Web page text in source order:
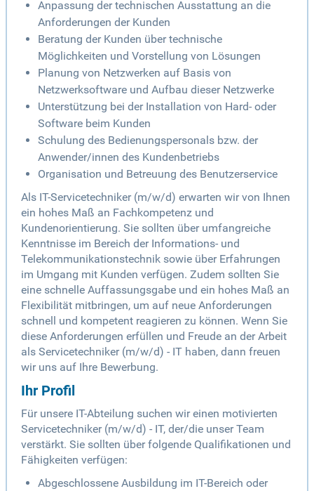
Anpassung der technischen Ausstattung an die
Anforderungen der Kunden
Beratung der Kunden über technische
Möglichkeiten und Vorstellung von Lösungen
Planung von Netzwerken auf Basis von
Netzwerksoftware und Aufbau dieser Netzwerke
Unterstützung bei der Installation von Hard- oder
Software beim Kunden
Schulung des Bedienungspersonals bzw. der
Anwender/innen des Kundenbetriebs
Organisation und Betreuung des Benutzerservice
Als IT-Servicetechniker (m/w/d) erwarten wir von Ihnen
ein hohes Maß an Fachkompetenz und
Kundenorientierung. Sie sollten über umfangreiche
Kenntnisse im Bereich der Informations- und
Telekommunikationstechnik sowie über Erfahrungen
im Umgang mit Kunden verfügen. Zudem sollten Sie
eine schnelle Auffassungsgabe und ein hohes Maß an
Flexibilität mitbringen, um auf neue Anforderungen
schnell und kompetent reagieren zu können. Wenn Sie
diese Anforderungen erfüllen und Freude an der Arbeit
als Servicetechniker (m/w/d) - IT haben, dann freuen
wir uns auf Ihre Bewerbung.
Ihr Profil
Für unsere IT-Abteilung suchen wir einen motivierten
Servicetechniker (m/w/d) - IT, der/die unser Team
verstärkt. Sie sollten über folgende Qualifikationen und
Fähigkeiten verfügen:
Abgeschlossene Ausbildung im IT-Bereich oder